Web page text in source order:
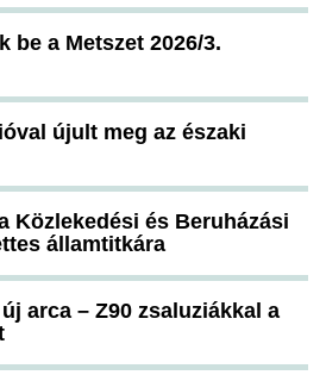
be a Metszet 2026/3.
újult meg az északi
Közlekedési és Beruházási
államtitkára
arca – Z90 zsaluziákkal a